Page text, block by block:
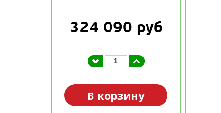
324 090 руб
В корзину